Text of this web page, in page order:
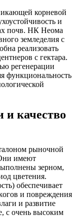
корневой
и
почв. НК Неома
земледелия с
реализовать
с гектара.
регенерации
функциональность
и качество
рыночной
имеют
зерном,
цветения.
обеспечивает
и повреждения
и развитие
с очень высоким